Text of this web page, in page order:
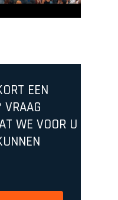
EEN
WE VOOR U